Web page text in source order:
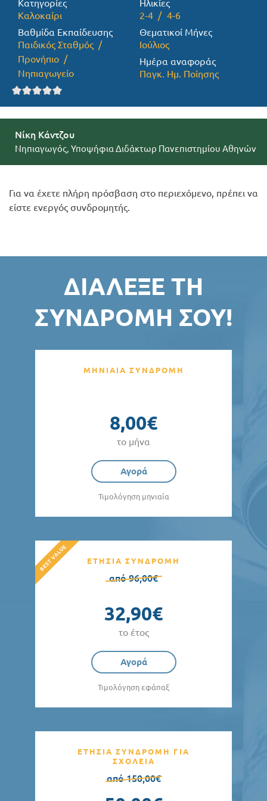
Προσφορές
Κατηγορίες
Καλοκαίρι
Ηλικίες
2-4
4-6
Βαθμίδα Εκπαίδευσης
Παιδικός Σταθμός
Προνήπιο
Νηπιαγωγείο
Θεματικοί Μήνες
Ιούλιος
Ημέρα αναφοράς
Παγκ. Ημ. Ποίησης
Νίκη Κάντζου
Νηπιαγωγός, Υποψήφια Διδάκτωρ Πανεπιστημίου Αθηνών
Για να έχετε πλήρη πρόσβαση στο περιεχόμενο, πρέπει να
είστε ενεργός συνδρομητής.
ΔΙΆΛΕΞΕ ΤΗ
ΣΥΝΔΡΟΜΉ ΣΟΥ!
ΜΗΝΙΑΙΑ ΣΥΝΔΡΟΜΗ
8,00€
το μήνα
Αγορά
Τιμολόγηση μηνιαία
ΕΤΗΣΙΑ ΣΥΝΔΡΟΜΗ
από 96,00€
32,90€
το έτος
Αγορά
Τιμολόγηση εφάπαξ
ΕΤΗΣΙΑ ΣΥΝΔΡΟΜΗ ΓΙΑ
ΣΧΟΛΕΙΑ
από 150,00€